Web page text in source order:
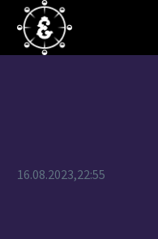
16.08.2023,22:55